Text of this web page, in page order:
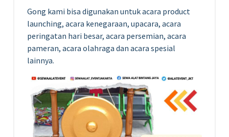
Gong kami bisa digunakan untuk acara product
launching, acara kenegaraan, upacara, acara
peringatan hari besar, acara persemian, acara
pameran, acara olahraga dan acara spesial
lainnya.